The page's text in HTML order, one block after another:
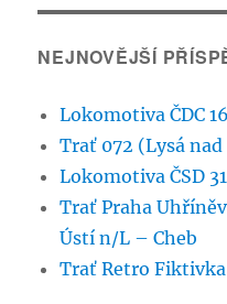
NEJNOVĚJŠÍ
Lokomotiva ČDC
Trať 072 (Lysá
Lokomotiva ČSD
Trať Praha
Ústí n/L – Cheb
Trať Retro Fiktivka